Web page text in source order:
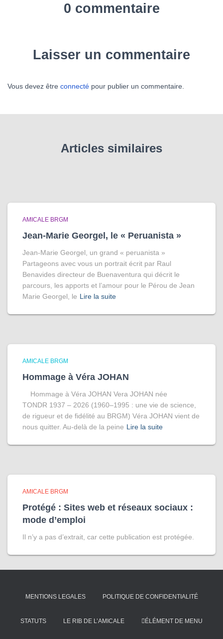
0 commentaire
Laisser un commentaire
Vous devez être connecté pour publier un commentaire.
Articles similaires
AMICALE BRGM
Jean-Marie Georgel, le « Peruanista »
Jean-Marie Georgel, un grand « peruanista »
Partageons avec vous un portrait écrit par Raul
Benavides directeur de Buenaventura qui décrit le
parcours, les apports et l’amour pour le Pérou de Jean
Marie Georgel, le Lire la suite
AMICALE BRGM
Hommage à Véra JOHAN
Hommage à Véra JOHAN Vera JOHAN née
TONDR 1937 – 2026 (1960–1995 : une vie de science,
de rigueur et de fidélité au BRGM) Véra JOHAN vient de
nous quitter. Au-delà de la peine Lire la suite
AMICALE BRGM
Protégé : Sites web et réseaux sociaux :
mode d’emploi
Il n’y a pas d’extrait, car cette publication est protégée.
MENTIONS LEGALES POLITIQUE DE CONFIDENTIALITÉ
STATUTS LE RIB DE L’AMICALE ÉLÉMENT DE MENU